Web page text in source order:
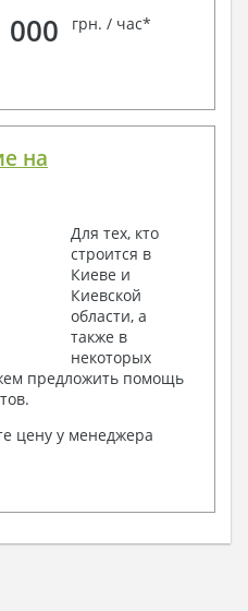
000 грн. / час*
на
Для тех, кто
строится в
Киеве и
Киевской
области, а
также в
некоторых
предложить помощь
цену у менеджера